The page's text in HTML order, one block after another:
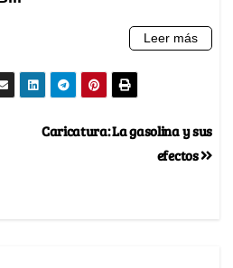
Caricatura: La gasolina y sus
efectos